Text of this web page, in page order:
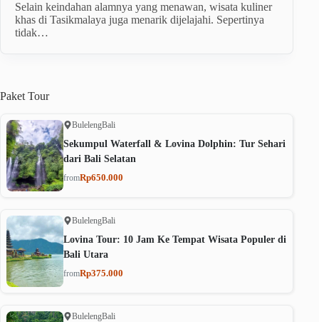
Selain keindahan alamnya yang menawan, wisata kuliner
khas di Tasikmalaya juga menarik dijelajahi. Sepertinya
tidak…
Paket Tour
BulelengBali
Sekumpul Waterfall & Lovina Dolphin: Tur Sehari
dari Bali Selatan
fromRp650.000
BulelengBali
Lovina Tour: 10 Jam Ke Tempat Wisata Populer di
Bali Utara
fromRp375.000
BulelengBali